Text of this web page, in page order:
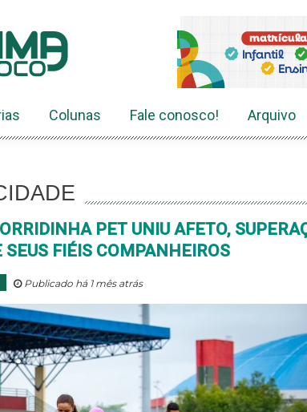
Colunas Fale conosco! Arquivo
PET UNIU AFETO,
SEUS FIÉIS COMPANHEIROS
Publicado há 1 mês atrás